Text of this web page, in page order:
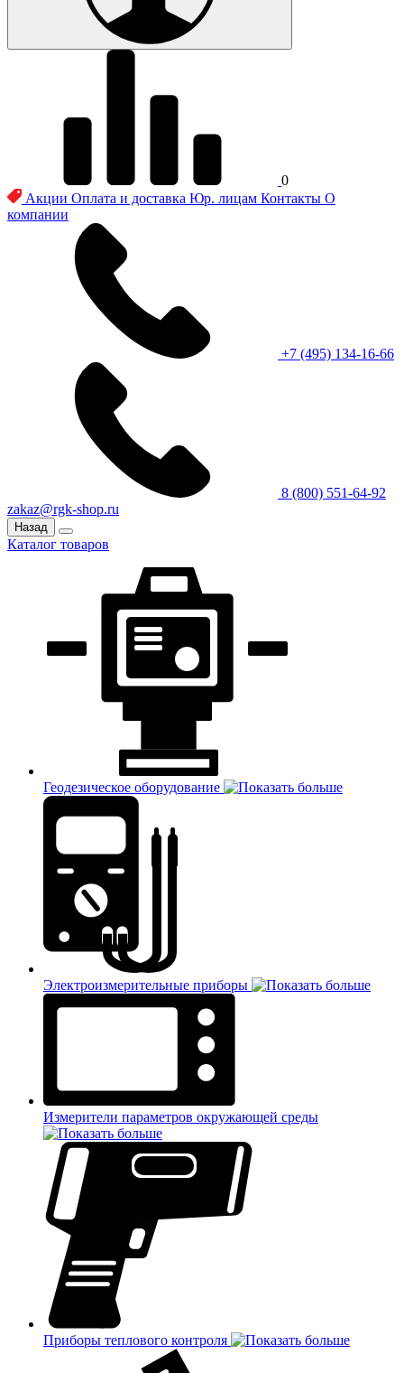
0
Акции Оплата и доставка Юр. лицам Контакты О
компании
+7 (495) 134-16-66
8 (800) 551-64-92
zakaz@rgk-shop.ru
Назад
Каталог товаров
Геодезическое оборудование
Электроизмерительные приборы
Измерители параметров окружающей среды
Приборы теплового контроля